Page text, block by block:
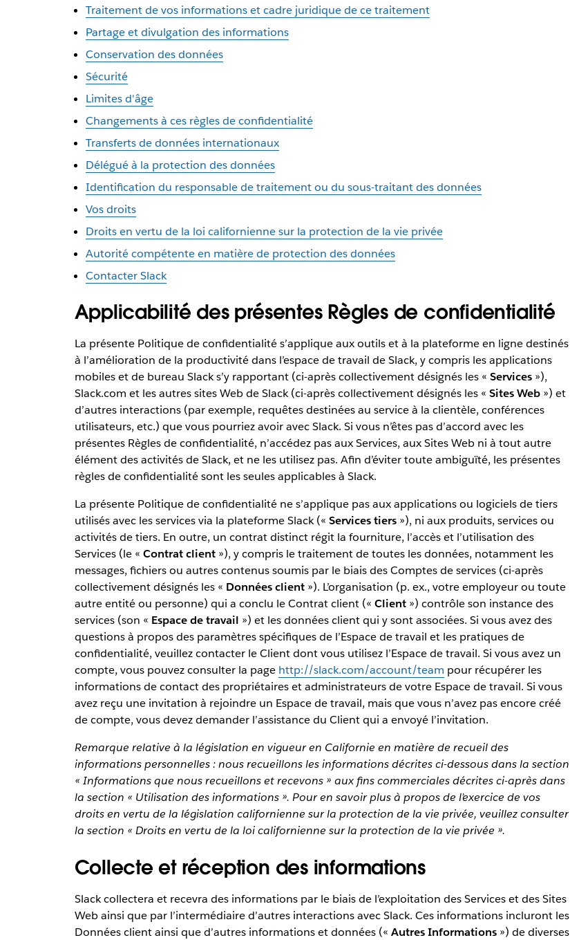
Traitement de vos informations et cadre juridique de ce traitement
Partage et divulgation des informations
Conservation des données
Sécurité
Limites d'âge
Changements à ces règles de confidentialité
Transferts de données internationaux
Délégué à la protection des données
Identification du responsable de traitement ou du sous-traitant des données
Vos droits
Droits en vertu de la loi californienne sur la protection de la vie privée
Autorité compétente en matière de protection des données
Contacter Slack
Applicabilité des présentes Règles de confidentialité
La présente Politique de confidentialité s’applique aux outils et à la plateforme en ligne destinés
à l’amélioration de la productivité dans l’espace de travail de Slack, y compris les applications
mobiles et de bureau Slack s’y rapportant (ci-après collectivement désignés les « Services»),
Slack.com et les autres sites Web de Slack (ci-après collectivement désignés les « Sites Web») et
d’autres interactions (par exemple, requêtes destinées au service à la clientèle, conférences
utilisateurs, etc.) que vous pourriez avoir avec Slack. Si vous n’êtes pas d’accord avec les
présentes Règles de confidentialité, n’accédez pas aux Services, aux Sites Web ni à tout autre
élément des activités de Slack, et ne les utilisez pas. Afin d’éviter toute ambiguïté, les présentes
règles de confidentialité sont les seules applicables à Slack.
La présente Politique de confidentialité ne s’applique pas aux applications ou logiciels de tiers
utilisés avec les services via la plateforme Slack (« Services tiers»), ni aux produits, services ou
activités de tiers. En outre, un contrat distinct régit la fourniture, l’accès et l’utilisation des
Services (le « Contrat client»), y compris le traitement de toutes les données, notamment les
messages, fichiers ou autres contenus soumis par le biais des Comptes de services (ci-après
collectivement désignés les « Données client»). L’organisation (p. ex., votre employeur ou toute
autre entité ou personne) qui a conclu le Contrat client (« Client») contrôle son instance des
services (son « Espace de travail ») et les données client qui y sont associées. Si vous avez des
questions à propos des paramètres spécifiques de l’Espace de travail et les pratiques de
confidentialité, veuillez contacter le Client dont vous utilisez l’Espace de travail. Si vous avez un
compte, vous pouvez consulter la page http://slack.com/account/team pour récupérer les
informations de contact des propriétaires et administrateurs de votre Espace de travail. Si vous
avez reçu une invitation à rejoindre un Espace de travail, mais que vous n’avez pas encore créé
de compte, vous devez demander l’assistance du Client qui a envoyé l’invitation.
Remarque relative à la législation en vigueur en Californie en matière de recueil des
informations personnelles : nous recueillons les informations décrites ci-dessous dans la section
« Informations que nous recueillons et recevons » aux fins commerciales décrites ci-après dans
la section « Utilisation des informations ». Pour en savoir plus à propos de l’exercice de vos
droits en vertu de la législation californienne sur la protection de la vie privée, veuillez consulter
la section « Droits en vertu de la loi californienne sur la protection de la vie privée ».
Collecte et réception des informations
Slack collectera et recevra des informations par le biais de l’exploitation des Services et des Sites
Web ainsi que par l’intermédiaire d’autres interactions avec Slack. Ces informations incluront les
Données client ainsi que d’autres informations et données (« Autres Informations») de diverses